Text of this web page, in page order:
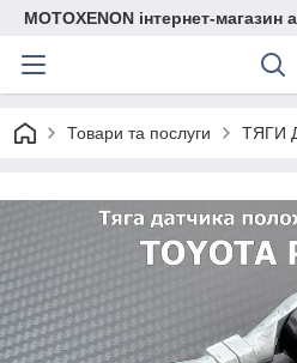
MOTOXENON інтернет-магазин
Товари та послуги ТЯГИ